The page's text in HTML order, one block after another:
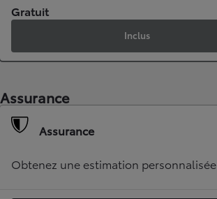
Gratuit
Inclus
Assurance
Assurance
Obtenez une estimation personnalisée